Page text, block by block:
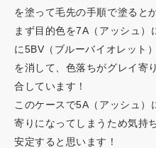
を塗って毛先の手順で塗ると
まず目的色を7A（アッシュ）
に5BV（ブルーバイオレット
を消して、色落ちがグレイ寄
合しています！
このケースで5A（アッシュ）
寄りになってしまうため気持
安定すると思います！